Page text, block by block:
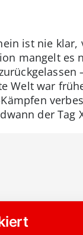
ist nie
mangelt es
Welt war
der Tag